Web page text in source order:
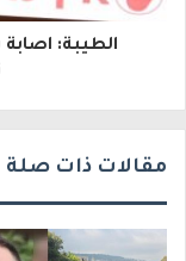
و
الطيبة:
مقالات ذات صلة